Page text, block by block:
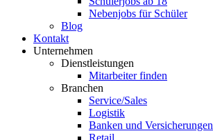
Nebenjobs für Schüler
Blog
Kontakt
Unternehmen
Dienstleistungen
Mitarbeiter finden
Branchen
Service/Sales
Logistik
Banken und Versicherungen
Retail